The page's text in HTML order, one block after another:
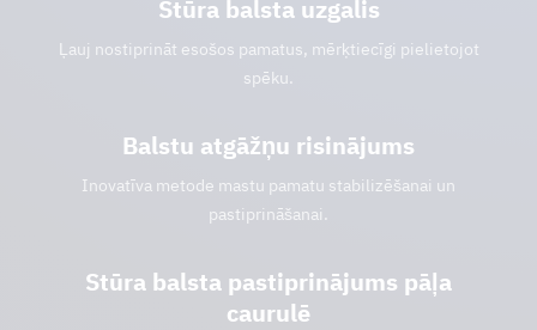
Stūra balsta uzgalis
Ļauj nostiprināt esošos pamatus, mērķtiecīgi pielietojot
spēku.
Balstu atgāžņu risinājums
Inovatīva metode mastu pamatu stabilizēšanai un
pastiprināšanai.
Stūra balsta pastiprinājums pāļa
caurulē